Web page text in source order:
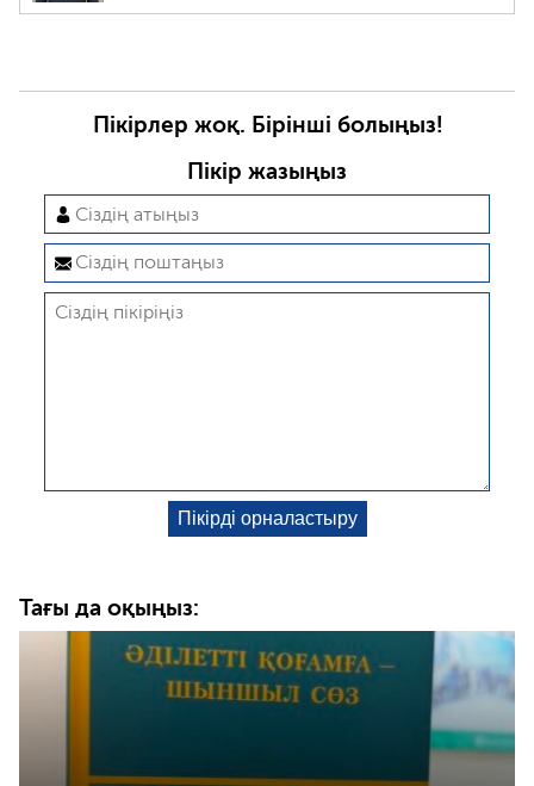
Пікірлер жоқ. Бірінші болыңыз!
Пікір жазыңыз
Тағы да оқыңыз: